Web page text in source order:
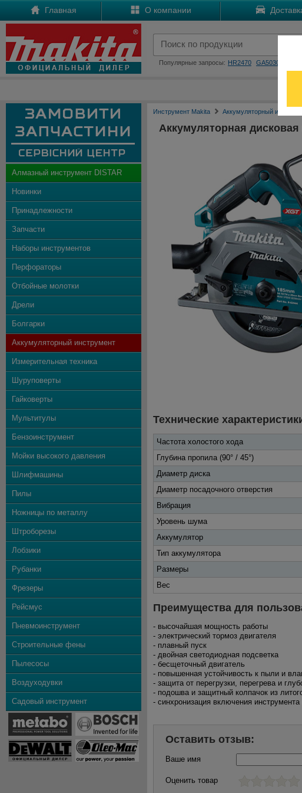
Главная О компании
Популярные запросы: HR2470 GA5030
Алмазный инструмент DISTAR
Новинки
Принадлежности
Запчасти
Наборы инструментов
Перфораторы
Отбойные молотки
Дрели
Болгарки
Аккумуляторный инструмент
Измерительная техника
Шуруповерты
Гайковерты
Мультитулы
Бензоинструмент
Мойки высокого давления
Шлифмашины
Пилы
Ножницы по металлу
Штроборезы
Лобзики
Рубанки
Фрезеры
Рейсмус
Пневмоинструмент
Строительные фены
Пылесосы
Воздуходувки
Садовый инструмент
Инструмент Makita Аккумуляторный
Аккумуляторная дисковая
Технические
Частота холостого хода
Глубина пропила (90° / 45°)
Диаметр диска
Диаметр посадочного отверстия
Вибрация
Уровень шума
Аккумулятор
Тип аккумулятора
Размеры
Вес
Преимущества для
- высочайшая мощность работы
- электрический тормоз двигателя
- плавный пуск
- двойная светодиодная подсветка
- бесщеточный двигатель
- повышенная устойчивость к пыли и
- защита от перегрузки, перегрева и
- подошва и защитный колпачок из
- синхронизация включения
Оставить отзыв:
Ваше имя
Оценить товар